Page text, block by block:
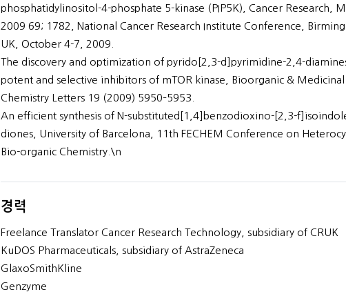
phosphatidylinositol-4-phosphate 5-kinase (PIP5K), Cancer Research,
2009 69; 1782, National Cancer Research Institute Conference,
UK, October 4-7, 2009.
The discovery and optimization of pyrido[2,3-d]pyrimidine-2,4-
potent and selective inhibitors of mTOR kinase, Bioorganic & Medicinal
Chemistry Letters 19 (2009) 5950–5953.
An efficient synthesis of N-substituted[1,4]benzodioxino-[2,3-
diones, University of Barcelona, 11th FECHEM Conference on
Bio-organic Chemistry.\n
경력
Freelance Translator Cancer Research Technology, subsidiary of CRUK
KuDOS Pharmaceuticals, subsidiary of AstraZeneca
GlaxoSmithKline
Genzyme